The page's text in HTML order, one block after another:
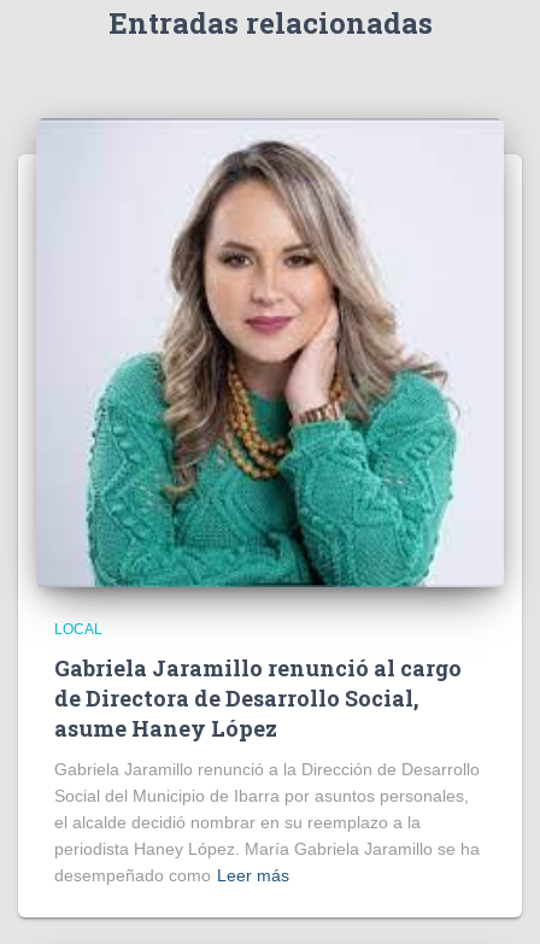
Entradas relacionadas
LOCAL
Gabriela Jaramillo renunció al cargo
de Directora de Desarrollo Social,
asume Haney López
Gabriela Jaramillo renunció a la Dirección de Desarrollo
Social del Municipio de Ibarra por asuntos personales,
el alcalde decidió nombrar en su reemplazo a la
periodista Haney López. María Gabriela Jaramillo se ha
desempeñado como Leer más